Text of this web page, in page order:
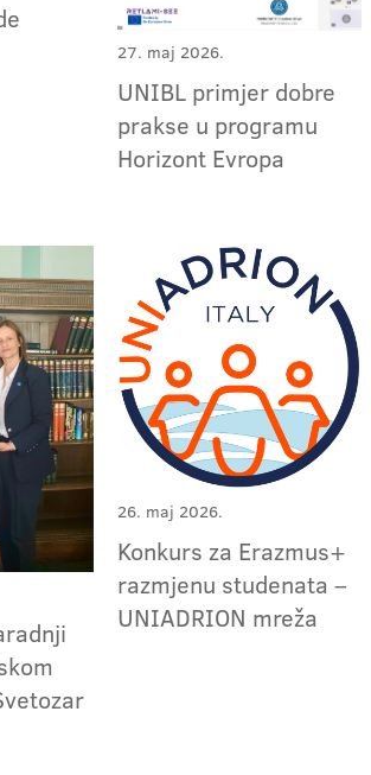
27. maj 2026.
UNIBL primjer dobre
prakse u programu
Horizont Evropa
26. maj 2026.
Konkurs za Erazmus+
razmjenu studenata –
UNIADRION mreža